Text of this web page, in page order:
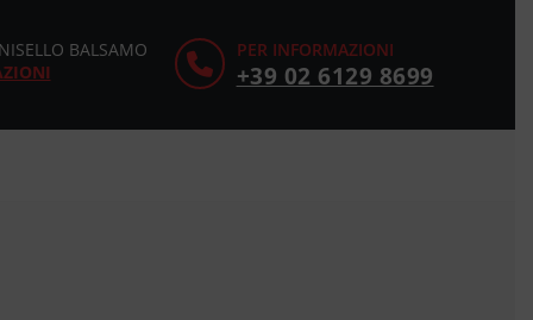
PER INFORMAZIONI
+39 02 6129 8699
BALSAMO